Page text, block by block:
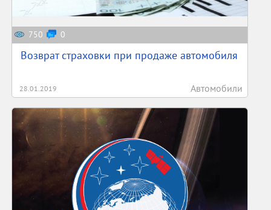
750 0
Возврат страховки при продаже автомобиля
28.01.2019 Автомобили